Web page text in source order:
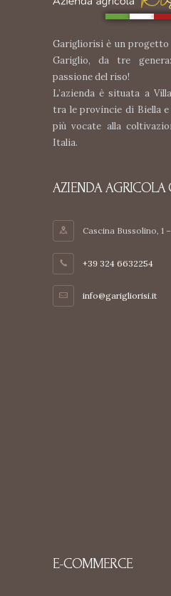
Garigliorisi è un progetto
Gariglio, da tre
passione del riso!
L’azienda è situata a
tra le provincie di Biella
più vocate alla
Italia.
AZIENDA AGRICOLA
Cascina Bussolino, 1
+39 324 6632254
info@garigliorisi.it
E-COMMERCE